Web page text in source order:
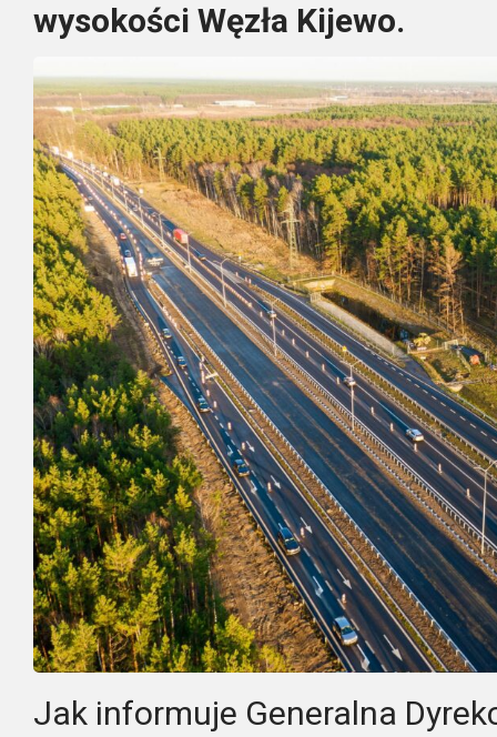
wysokości Węzła Kijewo.
Jak informuje Generalna